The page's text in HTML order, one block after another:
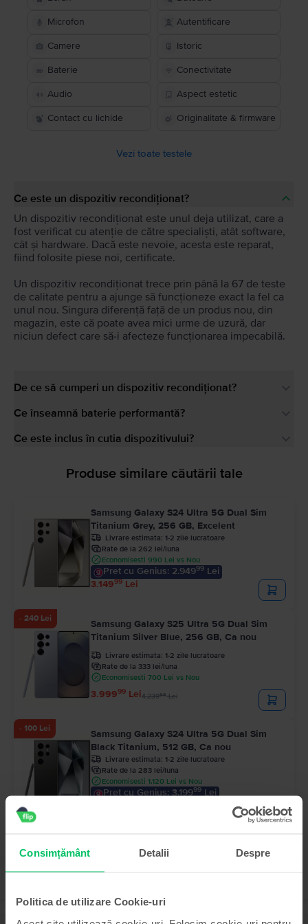
Consimțământ Detalii Despre
Politica de utilizare Cookie-uri
Microfon Autentificare
Camere Istoric
Baterie Conectivitate
Audio Aspect estetic
Contact cu lichide Originalitate & firmware
Vezi toate testele
Ce este un dispozitiv recondiționat?
Un dispozitiv recondiționat este unul deja utilizat, care a
fost verificat cu atenție de către specialiști, atât software,
cât și hardware. Dacă este nevoie, acesta este reparat,
fiind folosite piese noi, certificate.
Un dispozitiv recondiționat trece prin până la 67 de teste
de calitate pentru a ajunge să funcționeze exact la fel ca
unul nou. Singura diferență față de un produs nou, din
magazin, este că poate avea mici urme de uzură, dar
niciun defect care să-i afecteze funcționarea impecabilă.
De ce să cumperi un dispozitiv recondiționat?
Ce înseamnă baterie performantă?
Ce este inclus în cutia dispozitivului?
Produse similare căutării tale
Samsung Galaxy S24 Ultra 5G Dual Sim
Titanium Grey, 256 GB, Excelent
Livrare estimata: 1-2 zile lucratoare
Rate de la 262 lei/luna
Economisesti 990 Lei vs Nou
Pret cu Genius: 2.94999 Lei
3.14999 Lei
- 240 Lei
Samsung Galaxy S25 Ultra 5G Dual Sim
Titanium Silver Blue, 256 GB, Ca nou
Livrare estimata: 1-2 zile lucratoare
Rate de la 333 lei/luna
Economisesti 700 Lei vs Nou
3.99999 Lei4.23999Lei
- 100 Lei
Samsung Galaxy S24 Ultra 5G Dual Sim
Black Titanium, 512 GB, Ca nou
Livrare estimata: 1-2 zile lucratoare
Rate de la 283 lei/luna
Economisesti 1.120 Lei vs Nou
Pret cu Genius: 3.19999Lei